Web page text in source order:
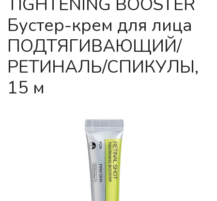
Бустер-крем для лица
ПОДТЯГИВАЮЩИЙ/
РЕТИНАЛЬ/СПИКУЛЫ,
15 м